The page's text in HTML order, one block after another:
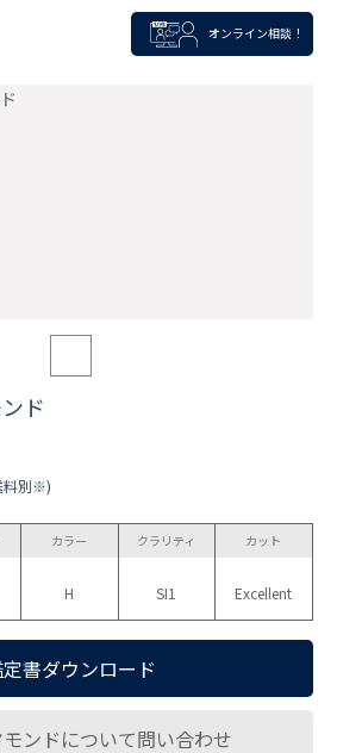
オンライン相談！
ド
料別※)
カラー
H
クラリティ
SI1
カット
Excellent
書ダウンロード
ンドについて問い合わせ